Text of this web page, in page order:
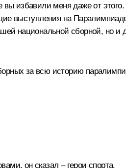
избавили меня даже от этого.
выступления на
национальной сборной, но
за всю историю
он сказал – герои спорта.